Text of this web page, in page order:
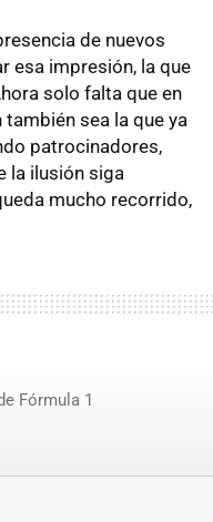
de nuevos
esa impresión, la que
solo falta que en
sea la que ya
patrocinadores,
la ilusión siga
mucho recorrido,
Fórmula 1